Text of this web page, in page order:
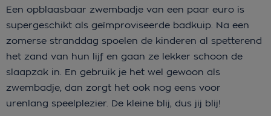
Een opblaasbaar zwembadje van een paar euro is
supergeschikt als geïmproviseerde badkuip. Na een
zomerse stranddag spoelen de kinderen al spetterend
het zand van hun lijf en gaan ze lekker schoon de
slaapzak in. En gebruik je het wel gewoon als
zwembadje, dan zorgt het ook nog eens voor
urenlang speelplezier. De kleine blij, dus jij blij!